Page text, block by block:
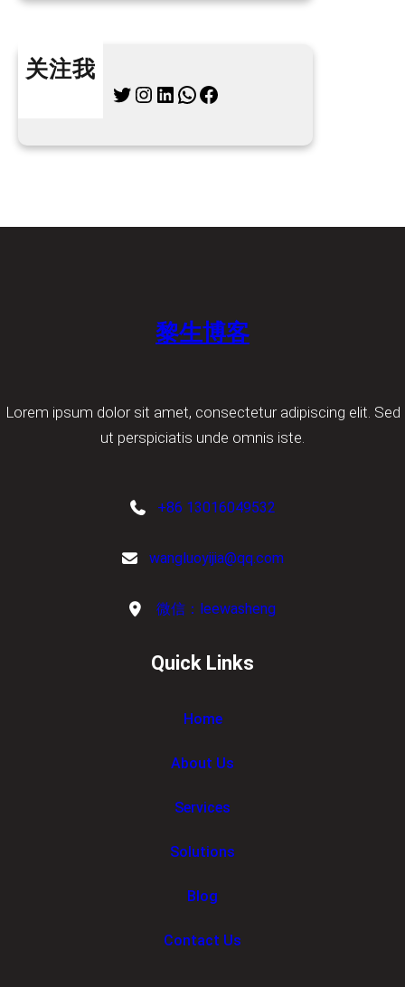
关注我
Twitter Instagram LinkedIn WhatsApp Facebook
黎生博客
Lorem ipsum dolor sit amet, consectetur adipiscing elit. Sed
ut perspiciatis unde omnis iste.
+86 13016049532
wangluoyijia@qq.com
微信：leewasheng
Quick Links
Home
About Us
Services
Solutions
Blog
Contact Us